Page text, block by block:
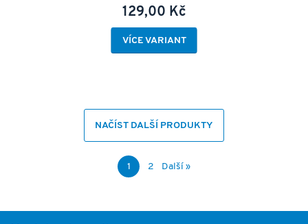
129,00 Kč
VÍCE VARIANT
NAČÍST DALŠÍ PRODUKTY
1 2 Další »